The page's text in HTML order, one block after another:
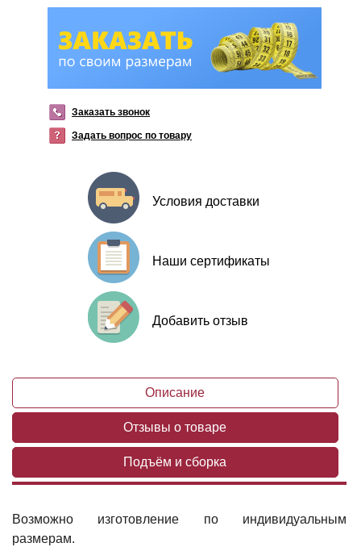
Заказать звонок
Задать вопрос по товару
Условия доставки
Наши сертификаты
Добавить отзыв
Описание
Отзывы о товаре
Подъём и сборка
Возможно изготовление по индивидуальным
размерам.